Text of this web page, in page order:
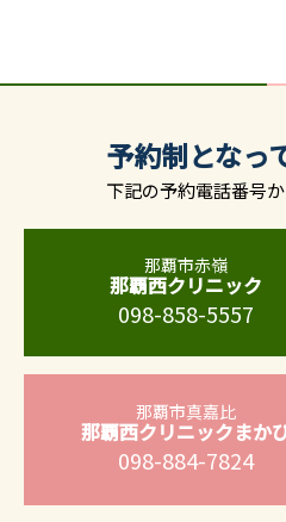
予約制となっ
下記の予約電話番号
那覇市赤嶺
那覇西クリニック
098-858-5557
那覇市真嘉比
那覇西クリニックまか
098-884-7824